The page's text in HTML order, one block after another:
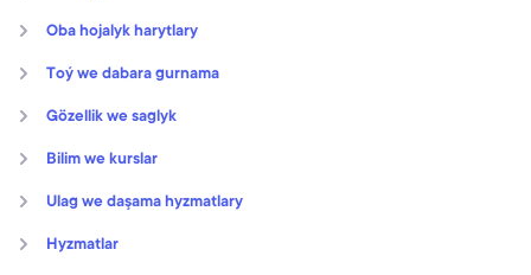
Oba hojalyk harytlary
Toý we dabara gurnama
Gözellik we saglyk
Bilim we kurslar
Ulag we daşama hyzmatlary
Hyzmatlar